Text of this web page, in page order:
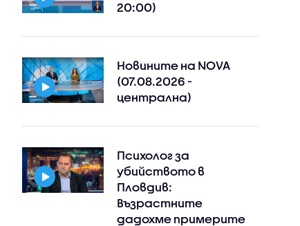
20:00)
Новините на NOVA
(07.08.2026 -
централна)
Психолог за
убийството в
Пловдив:
Възрастните
дадохме примерите